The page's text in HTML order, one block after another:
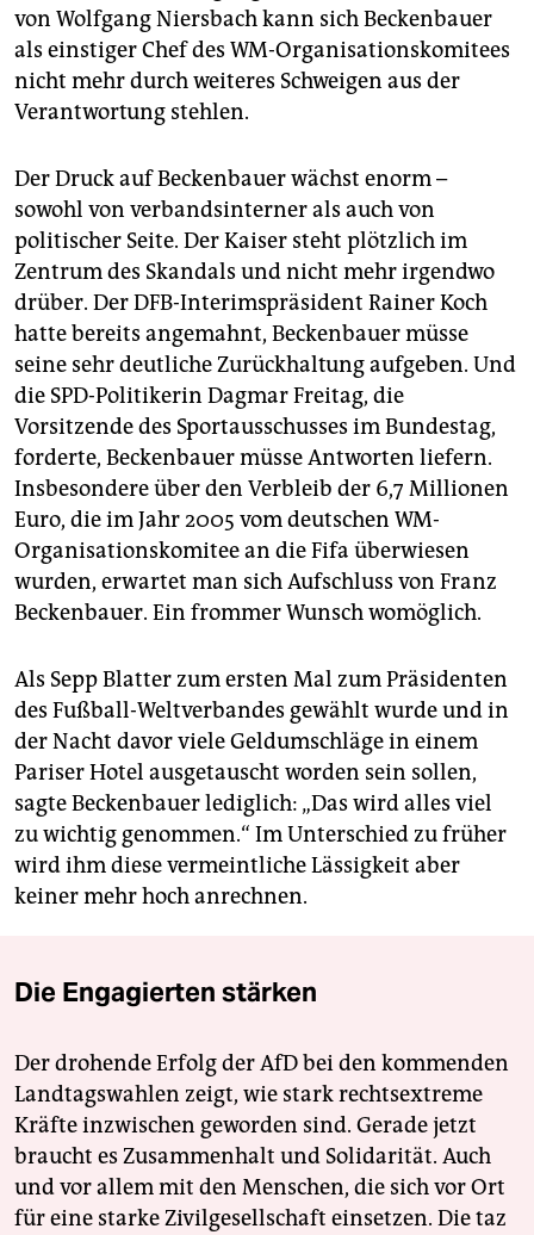
von Wolfgang Niersbach kann sich Beckenbauer
als einstiger Chef des WM-Organisationskomitees
nicht mehr durch weiteres Schweigen aus der
Verantwortung stehlen.
Der Druck auf Beckenbauer wächst enorm –
sowohl von verbandsinterner als auch von
politischer Seite. Der Kaiser steht plötzlich im
Zentrum des Skandals und nicht mehr irgendwo
drüber. Der DFB-Interimspräsident Rainer Koch
hatte bereits angemahnt, Beckenbauer müsse
seine sehr deutliche Zurückhaltung aufgeben. Und
die SPD-Politikerin Dagmar Freitag, die
Vorsitzende des Sportausschusses im Bundestag,
forderte, Beckenbauer müsse Antworten liefern.
Insbesondere über den Verbleib der 6,7 Millionen
Euro, die im Jahr 2005 vom deutschen WM-
Organisationskomitee an die Fifa überwiesen
wurden, erwartet man sich Aufschluss von Franz
Beckenbauer. Ein frommer Wunsch womöglich.
Als Sepp Blatter zum ersten Mal zum Präsidenten
des Fußball-Weltverbandes gewählt wurde und in
der Nacht davor viele Geldumschläge in einem
Pariser Hotel ausgetauscht worden sein sollen,
sagte Beckenbauer lediglich: „Das wird alles viel
zu wichtig genommen.“ Im Unterschied zu früher
wird ihm diese vermeintliche Lässigkeit aber
keiner mehr hoch anrechnen.
Die Engagierten stärken
Der drohende Erfolg der AfD bei den kommenden
Landtagswahlen zeigt, wie stark rechtsextreme
Kräfte inzwischen geworden sind. Gerade jetzt
braucht es Zusammenhalt und Solidarität. Auch
und vor allem mit den Menschen, die sich vor Ort
für eine starke Zivilgesellschaft einsetzen. Die taz